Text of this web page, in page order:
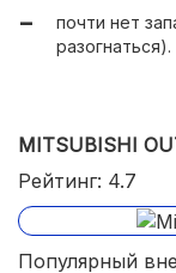
почти нет
разогнаться).
MITSUBISHI
Рейтинг: 4.7
Популярный